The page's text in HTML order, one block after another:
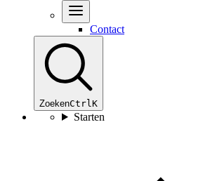
Contact
ZoekenCtrlK
Starten